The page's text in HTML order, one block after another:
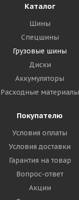
Каталог
Шины
Спецшины
Грузовые шины
Диски
Аккумуляторы
Расходные материалы
Покупателю
Условия оплаты
Условия доставки
Гарантия на товар
Вопрос-ответ
Акции